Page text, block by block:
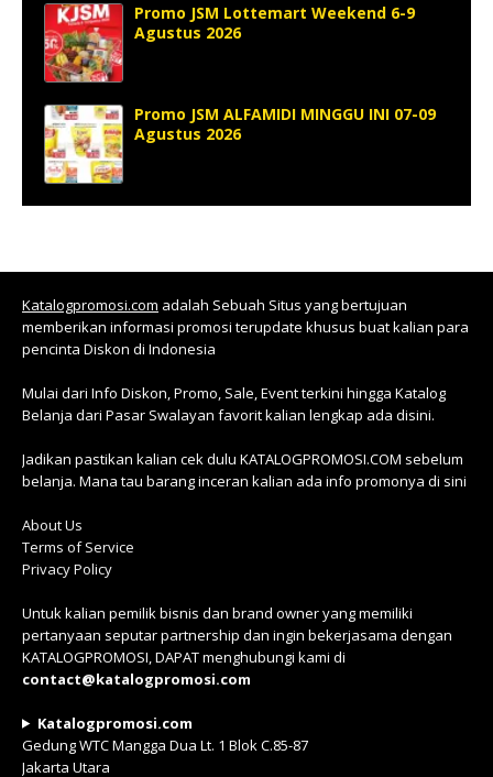
Promo JSM Lottemart Weekend 6-9
Agustus 2026
Promo JSM ALFAMIDI MINGGU INI 07-09
Agustus 2026
Katalogpromosi.com adalah Sebuah Situs yang bertujuan
memberikan informasi promosi terupdate khusus buat kalian para
pencinta Diskon di Indonesia
Mulai dari Info Diskon, Promo, Sale, Event terkini hingga Katalog
Belanja dari Pasar Swalayan favorit kalian lengkap ada disini.
Jadikan pastikan kalian cek dulu KATALOGPROMOSI.COM sebelum
belanja. Mana tau barang inceran kalian ada info promonya di sini
About Us
Terms of Service
Privacy Policy
Untuk kalian pemilik bisnis dan brand owner yang memiliki
pertanyaan seputar partnership dan ingin bekerjasama dengan
KATALOGPROMOSI, DAPAT menghubungi kami di
contact@katalogpromosi.com
Katalogpromosi.com
Gedung WTC Mangga Dua Lt. 1 Blok C.85-87
Jakarta Utara